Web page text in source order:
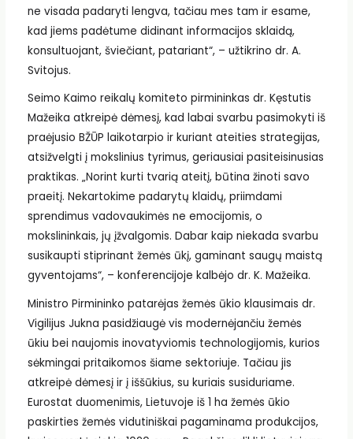
ne visada padaryti lengva, tačiau mes tam ir esame,
kad jiems padėtume didinant informacijos sklaidą,
konsultuojant, šviečiant, patariant“, – užtikrino dr. A.
Svitojus.
Seimo Kaimo reikalų komiteto pirmininkas dr. Kęstutis
Mažeika atkreipė dėmesį, kad labai svarbu pasimokyti iš
praėjusio BŽŪP laikotarpio ir kuriant ateities strategijas,
atsižvelgti į mokslinius tyrimus, geriausiai pasiteisinusias
praktikas. „Norint kurti tvarią ateitį, būtina žinoti savo
praeitį. Nekartokime padarytų klaidų, priimdami
sprendimus vadovaukimės ne emocijomis, o
mokslininkais, jų įžvalgomis. Dabar kaip niekada svarbu
susikaupti stiprinant žemės ūkį, gaminant saugų maistą
gyventojams“, – konferencijoje kalbėjo dr. K. Mažeika.
Ministro Pirmininko patarėjas žemės ūkio klausimais dr.
Vigilijus Jukna pasidžiaugė vis modernėjančiu žemės
ūkiu bei naujomis inovatyviomis technologijomis, kurios
sėkmingai pritaikomos šiame sektoriuje. Tačiau jis
atkreipė dėmesį ir į iššūkius, su kuriais susiduriame.
Eurostat duomenimis, Lietuvoje iš 1 ha žemės ūkio
paskirties žemės vidutiniškai pagaminama produkcijos,